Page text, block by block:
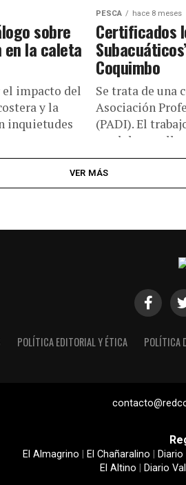
sobre
la caleta
el impacto del
y la
inquietudes
PESCA hace 8 meses
Certificados
Coquimbo
Se trata de una
Asociación
(PADI). El
en el desarrollo...
VER MÁS
POLÍTICA EDITORIAL Y ÉTICA POLÍTICA
El Almagrino El Chañaralino
El Altino
Diario